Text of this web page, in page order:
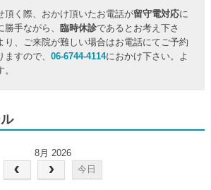
頂く際、おかけ頂いたお電話が留守電対応に
手ながら、
臨時休診であるとお考え下さ
り、ご来院が難しい場合はお電話にてご予約
ますので、06-6744-4114におかけ下さい。よ
8月 2026
今日